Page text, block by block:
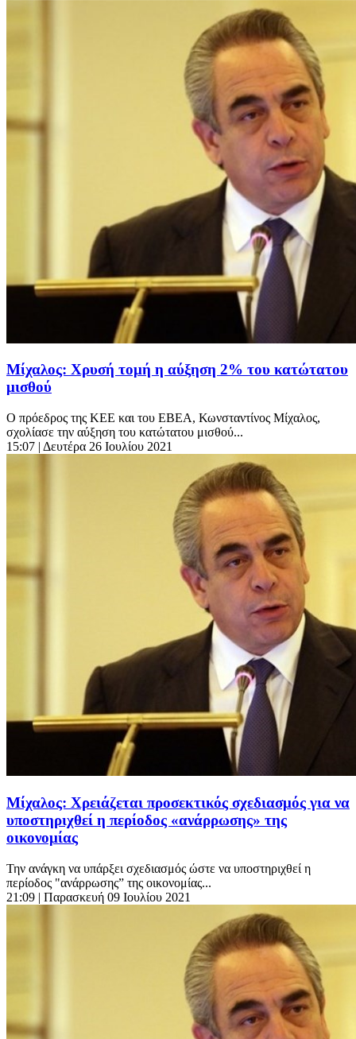
Μίχαλος: Χρυσή τομή η αύξηση 2% του κατώτατου
μισθού
Ο πρόεδρος της ΚΕΕ και του ΕΒΕΑ, Κωνσταντίνος Μίχαλος,
σχολίασε την αύξηση του κατώτατου μισθού...
15:07 | Δευτέρα 26 Ιουλίου 2021
Μίχαλος: Χρειάζεται προσεκτικός σχεδιασμός για να
υποστηριχθεί η περίοδος «ανάρρωσης» της
οικονομίας
Την ανάγκη να υπάρξει σχεδιασμός ώστε να υποστηριχθεί η
περίοδος "ανάρρωσης” της οικονομίας...
21:09 | Παρασκευή 09 Ιουλίου 2021